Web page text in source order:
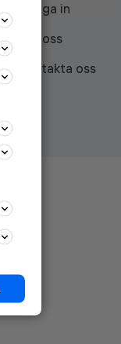
Logga in
Om oss
Kontakta oss